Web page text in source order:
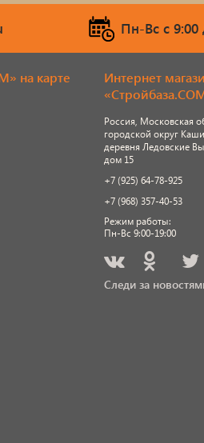
Пн-Вс c 9:00
на карте
Интернет
Россия, Московская
городской округ
деревня Ледовские
дом 15
+7 (925) 64-78-925
+7 (968) 357-40-53
Режим работы:
Пн-Вс 9:00-19:00
Следи за